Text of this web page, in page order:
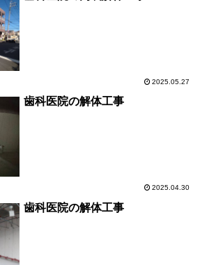
2025.05.27
歯科医院の解体工事
2025.04.30
歯科医院の解体工事